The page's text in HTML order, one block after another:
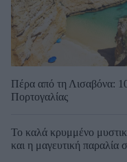
Πέρα από τη Λισαβόνα:
Πορτογαλίας
Το καλά κρυμμένο
και η μαγευτική παραλία